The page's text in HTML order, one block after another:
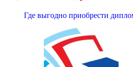
Где выгодно приобрести